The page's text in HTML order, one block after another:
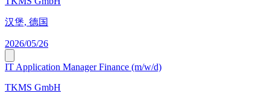
汉堡, 德国
2026/05/26
IT Application Manager Finance (m/w/d)
TKMS GmbH